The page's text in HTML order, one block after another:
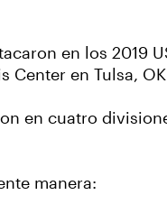
en los 2019
Center en Tulsa,
en cuatro
manera: